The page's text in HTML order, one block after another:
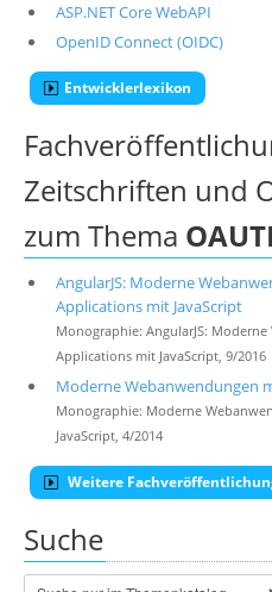
ASP.NET Core WebAPI
OpenID Connect (OIDC)
Entwicklerlexikon
Zeitschriften und
zum Thema
AngularJS: Moderne
Applications mit JavaScript
Monographie: AngularJS:
Applications mit JavaScript, 9/2016
Moderne Webanwendungen
Monographie: Moderne
JavaScript, 4/2014
Weitere
Suche